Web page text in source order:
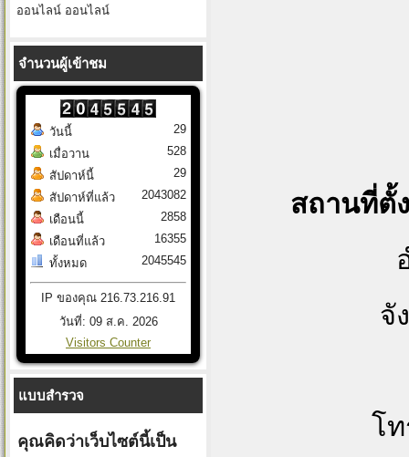
ออนไลน์ ออนไลน์
จำนวนผู้เข้าชม
วันนี้
เมื่อวาน
สัปดาห์นี้
สัปดาห์ที่แล้ว
เดือนนี้
เดือนที่แล้ว
ทั้งหมด
29
528
29
2043082
2858
16355
2045545
IP ของคุณ 216.73.216.91
วันที่: 09 ส.ค. 2026
Visitors Counter
แบบสำรวจ
คุณคิดว่าเว็บไซต์นี้เป็น
สถานที่ตั้ง
จั
โ